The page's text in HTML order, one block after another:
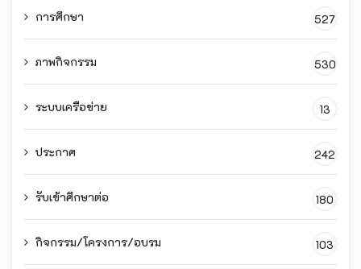
การศึกษา 527
ภาพกิจกรรม 530
ระบบเครือข่าย 13
ประกาศ 242
รับเข้าศึกษาต่อ 180
กิจกรรม/โครงการ/อบรม 103